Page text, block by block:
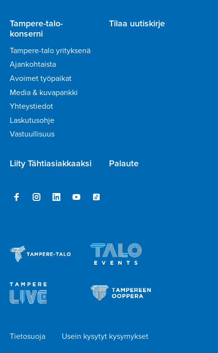
Tampere-talo-
konserni
Tampere-talo yrityksenä
Ajankohtaista
Avoimet työpaikat
Media & kuvapankki
Yhteystiedot
Laskutusohje
Vastuullisuus
Tilaa uutiskirje
Liity Tähtiasiakkaaksi Palaute
Tietosuoja
Usein kysytyt kysymykset